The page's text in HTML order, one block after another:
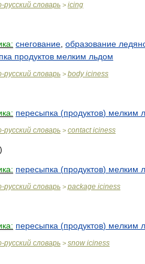
-русский словарь > icing
снегование образование
продуктов мелким льдом
-русский словарь > body iciness
пересыпка (продуктов) мелким
-русский словарь > contact iciness
пересыпка (продуктов) мелким
-русский словарь > package iciness
пересыпка (продуктов) мелким
-русский словарь > snow iciness